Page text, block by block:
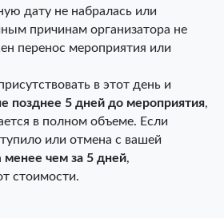
дату не набралась или
причинам организатора не
перенос мероприятия или
в этот день и
позднее 5 дней до мероприятия,
в полном объеме. Если
или отмена с вашей
менее чем за 5 дней,
стоимости.